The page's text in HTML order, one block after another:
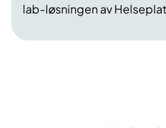
lab-løsningen av